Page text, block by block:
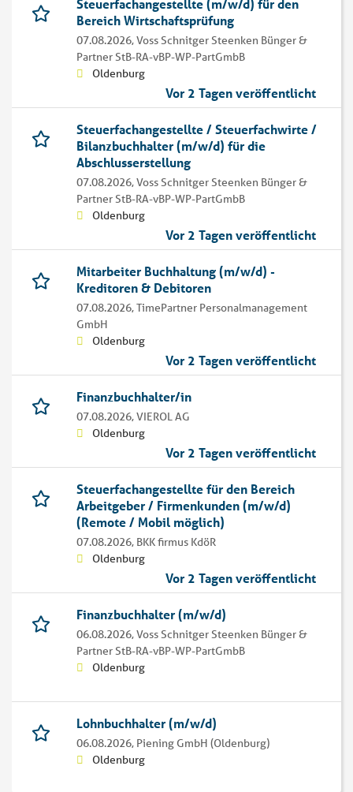
Steuerfachangestellte (m/w/d) für den
Bereich Wirtschaftsprüfung
07.08.2026,Voss Schnitger Steenken Bünger &
Partner StB-RA-vBP-WP-PartGmbB
Oldenburg
Vor 2 Tagen veröffentlicht
Steuerfachangestellte / Steuerfachwirte /
Bilanzbuchhalter (m/w/d) für die
Abschlusserstellung
07.08.2026,Voss Schnitger Steenken Bünger &
Partner StB-RA-vBP-WP-PartGmbB
Oldenburg
Vor 2 Tagen veröffentlicht
Mitarbeiter Buchhaltung (m/w/d) -
Kreditoren & Debitoren
07.08.2026,TimePartner Personalmanagement
GmbH
Oldenburg
Vor 2 Tagen veröffentlicht
Finanzbuchhalter/in
07.08.2026,VIEROL AG
Oldenburg
Vor 2 Tagen veröffentlicht
Steuerfachangestellte für den Bereich
Arbeitgeber / Firmenkunden (m/w/d)
(Remote / Mobil möglich)
07.08.2026, BKK firmus KdöR
Oldenburg
Vor 2 Tagen veröffentlicht
Finanzbuchhalter (m/w/d)
06.08.2026,Voss Schnitger Steenken Bünger &
Partner StB-RA-vBP-WP-PartGmbB
Oldenburg
Lohnbuchhalter (m/w/d)
06.08.2026, Piening GmbH (Oldenburg)
Oldenburg